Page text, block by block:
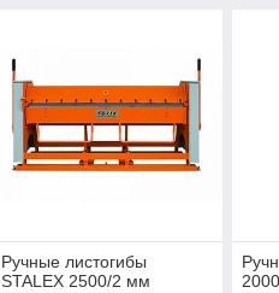
Ручные листогибы
STALEX 2500/2 мм